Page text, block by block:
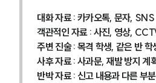
대화 자료 : 카카오톡, 문자, SNS
객관적인 자료 : 사진, 영상,
주변 진술 : 목격 학생, 같은 반
사후 자료 : 사과문, 재발 방지 계
반박 자료 : 신고 내용과 다른 부